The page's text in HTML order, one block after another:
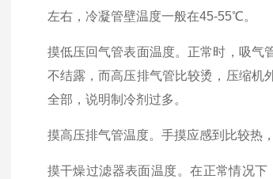
左右，冷凝管壁温度一般在45-55℃。
摸低压回气管表面温度。 正常时，吸气
不结露，而高压排气管比较烫，压缩机
全部，说明制冷剂过多。
摸高压排气管温度。 手摸应感到比较热
摸干燥过滤器表面温度。在正常情况下